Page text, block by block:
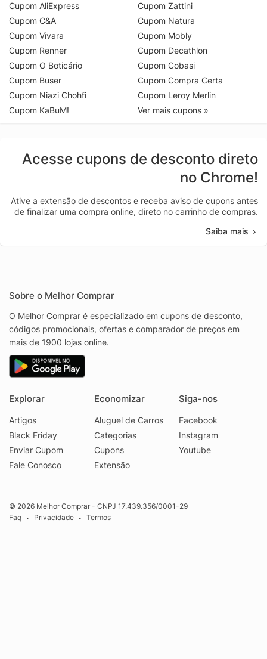
Cupom AliExpress
Cupom C&A
Cupom Vivara
Cupom Renner
Cupom O Boticário
Cupom Buser
Cupom Niazi Chohfi
Cupom KaBuM!
Cupom Zattini
Cupom Natura
Cupom Mobly
Cupom Decathlon
Cupom Cobasi
Cupom Compra Certa
Cupom Leroy Merlin
Ver mais cupons »
Acesse cupons de desconto direto
no Chrome!
Ative a extensão de descontos e receba aviso de cupons antes
de finalizar uma compra online, direto no carrinho de compras.
Saiba mais
Sobre o Melhor Comprar
O Melhor Comprar é especializado em cupons de desconto,
códigos promocionais, ofertas e comparador de preços em
mais de 1900 lojas online.
Explorar
Artigos
Black Friday
Enviar Cupom
Fale Conosco
Economizar
Aluguel de Carros
Categorias
Cupons
Extensão
Siga-nos
Facebook
Instagram
Youtube
© 2026 Melhor Comprar - CNPJ 17.439.356/0001-29
Faq
• Privacidade • Termos